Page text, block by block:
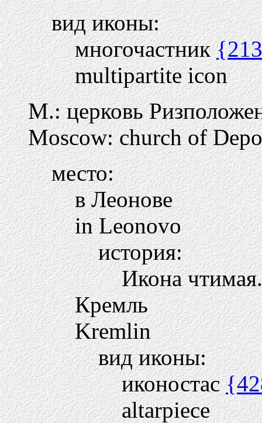
вид иконы:
многочастник
multipartite icon
М.: церковь
Moscow: church of
место:
в Леонове
in Leonovo
история:
Икона чтимая.
Кремль
Kremlin
вид иконы:
иконостас
altarpiece